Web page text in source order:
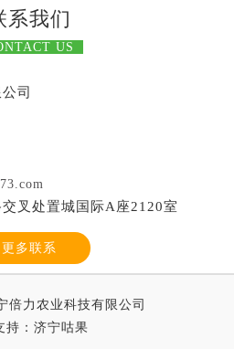
系我们
US
司
叉处置城国际A座2120室
更多联系
倍力农业科技有限公司
持： 济宁咕果